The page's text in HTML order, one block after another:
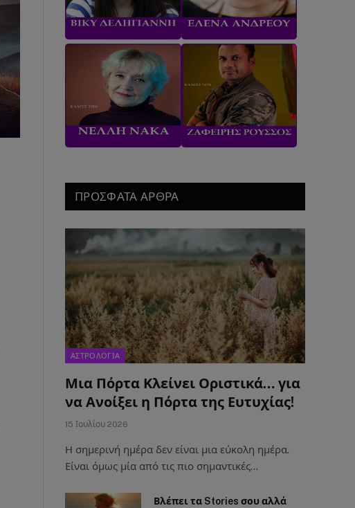
ΠΡΟΣΦΑΤΑ ΑΡΘΡΑ
ΑΣΤΡΟΛΟΓΙΑ
Μια Πόρτα Κλείνει Οριστικά… για
να Ανοίξει η Πόρτα της Ευτυχίας!
15 Ιουλίου 2026
Η σημερινή ημέρα δεν είναι μια εύκολη ημέρα.
Είναι όμως μία από τις πιο σημαντικές…
Βλέπει τα Stories σου αλλά